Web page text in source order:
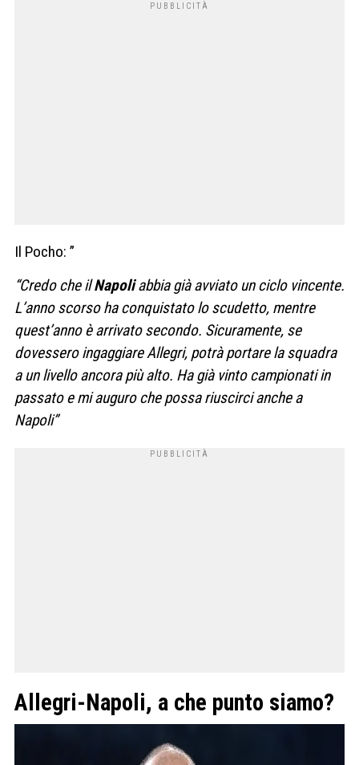
Il Pocho: ”
“Credo che ilNapoliabbia già avviato un ciclo vincente.
L’anno scorso ha conquistato lo scudetto, mentre
quest’anno è arrivato secondo. Sicuramente, se
dovessero ingaggiare Allegri, potrà portare la squadra
a un livello ancora più alto. Ha già vinto campionati in
passato e mi auguro che possa riuscirci anche a
Napoli”
Allegri-Napoli, a che punto siamo?